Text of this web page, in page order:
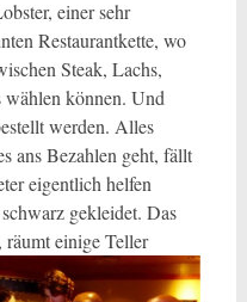
einer sehr
Restaurantkette, wo
Steak, Lachs,
können. Und
werden. Alles
ans Bezahlen geht, fällt
eigentlich helfen
gekleidet. Das
räumt einige Teller